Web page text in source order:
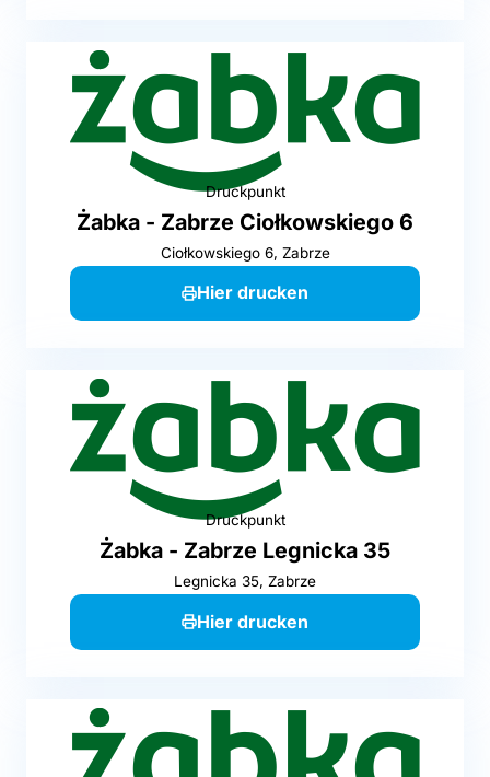
Druckpunkt
Żabka - Zabrze Ciołkowskiego 6
Ciołkowskiego 6, Zabrze
Hier drucken
Druckpunkt
Żabka - Zabrze Legnicka 35
Legnicka 35, Zabrze
Hier drucken